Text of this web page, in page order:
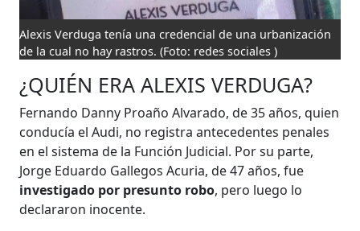
Alexis Verduga tenía una credencial de una urbanización
de la cual no hay rastros. (Foto: redes sociales )
¿QUIÉN ERA ALEXIS VERDUGA?
Fernando Danny Proaño Alvarado, de 35 años, quien
conducía el Audi, no registra antecedentes penales
en el sistema de la Función Judicial. Por su parte,
Jorge Eduardo Gallegos Acuria, de 47 años, fue
investigado por presunto robo, pero luego lo
declararon inocente.